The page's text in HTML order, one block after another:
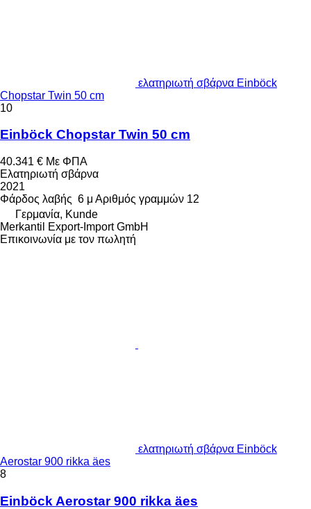
ελατηριωτή σβάρνα Einböck
Chopstar Twin 50 cm
10
Einböck Chopstar Twin 50 cm
40.341 € Με ΦΠΑ
Ελατηριωτή σβάρνα
2021
Φάρδος λαβής 6 μ Αριθμός γραμμών 12
Γερμανία, Kunde
Merkantil Export-Import GmbH
Επικοινωνία με τον πωλητή
ελατηριωτή σβάρνα Einböck
Aerostar 900 rikka äes
8
Einböck Aerostar 900 rikka äes